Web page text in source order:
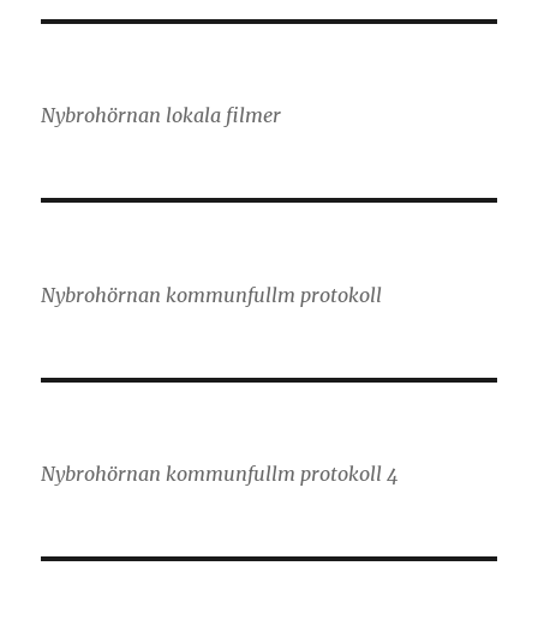
Nybrohörnan lokala filmer
Nybrohörnan kommunfullm protokoll
Nybrohörnan kommunfullm protokoll 4